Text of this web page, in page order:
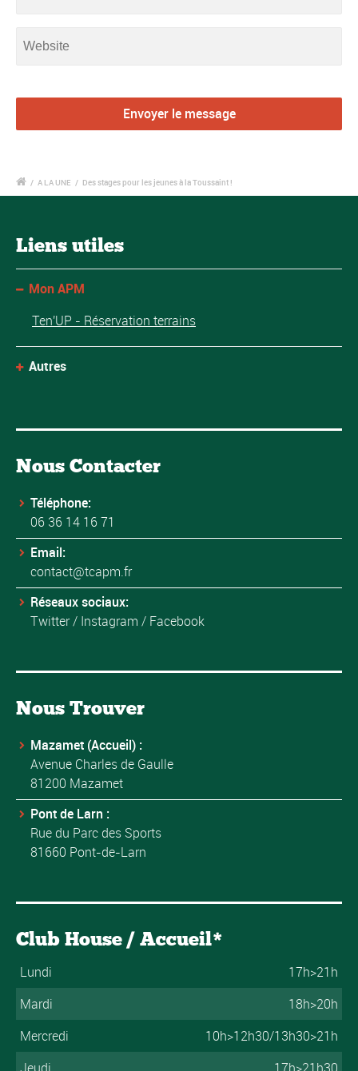
/ A LA UNE / Des stages pour les jeunes à la Toussaint !
Liens utiles
Mon APM
Ten'UP - Réservation terrains
Autres
Nous Contacter
Téléphone:
06 36 14 16 71
Email:
contact@tcapm.fr
Réseaux sociaux:
Twitter/ Instagram / Facebook
Nous Trouver
Mazamet (Accueil) :
Avenue Charles de Gaulle
81200 Mazamet
Pont de Larn :
Rue du Parc des Sports
81660 Pont-de-Larn
Club House / Accueil*
Lundi
17h>21h
Mardi
18h>20h
Mercredi
10h>12h30/13h30>21h